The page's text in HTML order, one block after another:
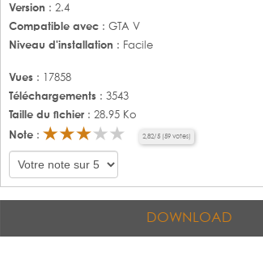
Version : 2.4
Compatible avec : GTA V
Niveau d'installation : Facile
Vues : 17858
Téléchargements : 3543
Taille du fichier : 28.95 Ko
Note : 2,82/5 59 votes)
DOWNLOAD